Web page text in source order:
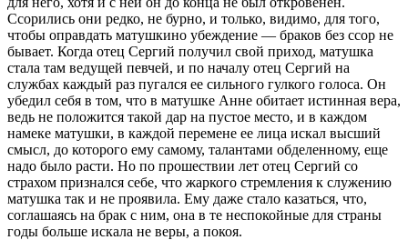
Ссорились они редко, не бурно, и только, видимо, для того,
чтобы оправдать матушкино убеждение — браков без ссор не
бывает. Когда отец Сергий получил свой приход, матушка
стала там ведущей певчей, и по началу отец Сергий на
службах каждый раз пугался ее сильного гулкого голоса. Он
убедил себя в том, что в матушке Анне обитает истинная вера,
ведь не положится такой дар на пустое место, и в каждом
намеке матушки, в каждой перемене ее лица искал высший
смысл, до которого ему самому, талантами обделенному, еще
надо было расти. Но по прошествии лет отец Сергий со
страхом признался себе, что жаркого стремления к служению
матушка так и не проявила. Ему даже стало казаться, что,
соглашаясь на брак с ним, она в те неспокойные для страны
годы больше искала не веры, а покоя.